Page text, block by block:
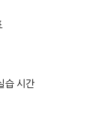
습 시간